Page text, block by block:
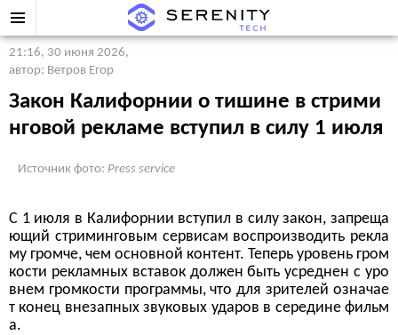
21:16, 30 июня 2026,
автор: Ветров Егор
Закон Калифорнии о тишине в стрими
нговой рекламе вступил в силу 1 июля
Источник фото: Press service
С 1 июля в Калифорнии вступил в силу закон, запреща
ющий стриминговым сервисам воспроизводить рекла
му громче, чем основной контент. Теперь уровень гром
кости рекламных вставок должен быть усреднен с уро
внем громкости программы, что для зрителей означае
т конец внезапных звуковых ударов в середине фильм
а.